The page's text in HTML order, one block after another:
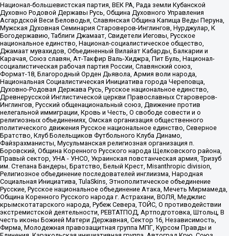
Национал-большевистская партия, ВЕК РА, Рада земли Кубанской
Духовно Родовой Державы Русь, Община Духовного Управления
Асгардской Веси Беловодья, Славянская Община Капища Веды Перуна,
Мужская Духовная Семинария Староверов-Инглингов, Нурджулар, К
Богодержавию, Таблиги Джамаат, Свидетели Иеговы, Русское
национальное единство, Национал-социалистическое общество,
Джамаат мувахидов, Объединенный Вилайат Кабарды, Балкарии и
Карачая, Союз славян, Ат-Такфир Валь-Хиджра, Пит Буль, Национал-
социалистическая рабочая партия России, Славянский союз,
Формат-18, Благородный Орден Дьявола, Армия воли народа,
Национальная Социалистическая Инициатива города Череповца,
Духовно-Родовая Держава Русь, Русское национальное единство,
Древнерусской Инглистической церкви Православных Староверов-
Инглингов, Русский общенациональный союз, Движение против
нелегальной иммиграции, Кровь и Честь, О свободе совести и о
религиозных объединениях, Омская организация общественного
политического движения Русское национальное единство, Северное
Братство, Клуб Болельщиков Футбольного Клуба Динамо,
Файзрахманисты, Мусульманская религиозная организация п.
Боровский, Община Коренного Русского народа Щелковского района,
Правый сектор, УНА - УНСО, Украинская повстанческая армия, Тризуб
им. Степана Бандеры, Братство, Белый Крест, Misanthropic division,
Религиозное объединение последователей инглиизма, Народная
Социальная Инициатива, TulaSkins, Этнополитическое объединение
Русские, Русское национальное объединение Атака, Мечеть Мирмамеда,
Община Коренного Русского народа г. Астрахани, ВОЛЯ, Меджлис
крымскотатарского народа, Рубеж Севера, ТОЙС, О противодействии
экстремистской деятельности, РЕВТАТПОД, Артподготовка, Штольц, В
честь иконы Божией Матери Державная, Сектор 16, Независимость,
Фирма, Молодежная правозащитная группа МПГ, Курсом Правды и